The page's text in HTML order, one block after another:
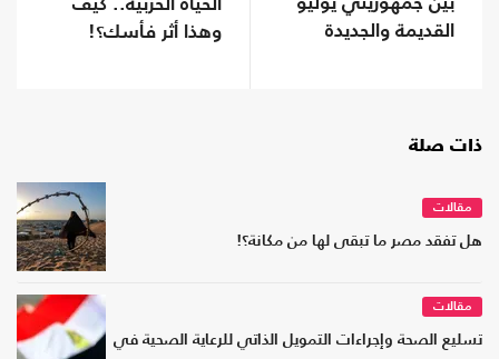
بين جمهوريتي يوليو
القديمة والجديدة
الحياة الحزبية.. كيف
وهذا أثر فأسك؟!
ذات صلة
مقالات
هل تفقد مصر ما تبقى لها من مكانة؟!
مقالات
تسليع الصحة وإجراءات التمويل الذاتي للرعاية الصحية في